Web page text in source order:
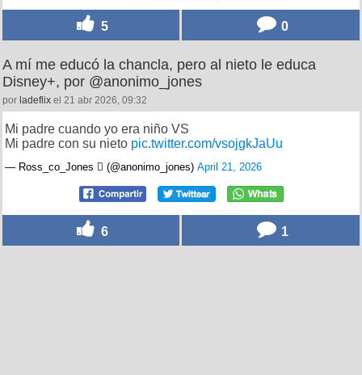
5 0
A mí me educó la chancla, pero al nieto le educa
Disney+, por @anonimo_jones
por ladeflix el 21 abr 2026, 09:32
Mi padre cuando yo era niño VS
Mi padre con su nieto pic.twitter.com/vsojgkJaUu
— Ross_co_Jones  (@anonimo_jones) April 21, 2026
6 1